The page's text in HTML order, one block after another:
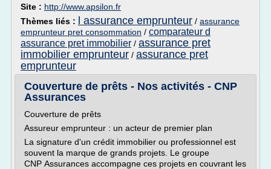
Site : http://www.apsilon.fr
Thèmes liés :
l assurance emprunteur / assurance
emprunteur pret consommation / comparateur d
assurance pret immobilier / assurance pret
immobilier emprunteur / assurance pret
emprunteur
Couverture de prêts - Nos activités - CNP
Assurances
Couverture de prêts
Assureur emprunteur : un acteur de premier plan
La signature d'un crédit immobilier ou professionnel est
souvent la marque de grands projets. Le groupe
CNP Assurances accompagne ces projets en couvrant les